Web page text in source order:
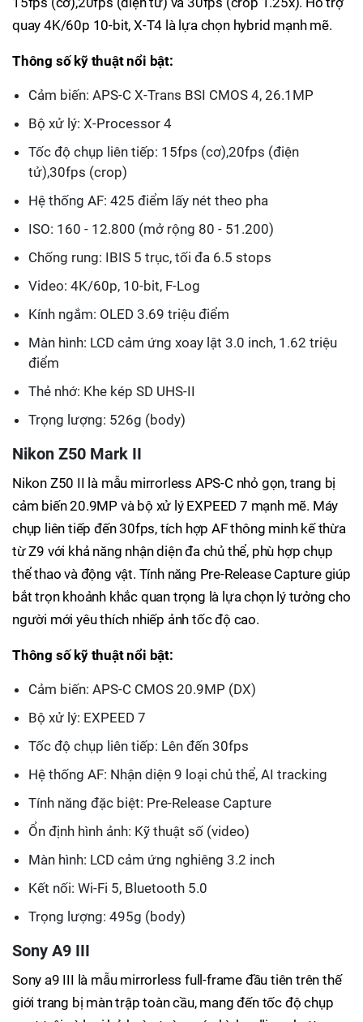
quay 4K/60p 10-bit, X-T4 là lựa chọn hybrid mạnh mẽ.
Thông số kỹ thuật nổi bật:
Cảm biến: APS-C X-Trans BSI CMOS 4, 26.1MP
Bộ xử lý: X-Processor 4
Tốc độ chụp liên tiếp: 15fps (cơ),20fps (điện
tử),30fps (crop)
Hệ thống AF: 425 điểm lấy nét theo pha
ISO: 160 - 12.800 (mở rộng 80 - 51.200)
Chống rung: IBIS 5 trục, tối đa 6.5 stops
Video: 4K/60p, 10-bit, F-Log
Kính ngắm: OLED 3.69 triệu điểm
Màn hình: LCD cảm ứng xoay lật 3.0 inch, 1.62 triệu
điểm
Thẻ nhớ: Khe kép SD UHS-II
Trọng lượng: 526g (body)
Nikon Z50 Mark II
Nikon Z50 II là mẫu mirrorless APS-C nhỏ gọn, trang bị
cảm biến 20.9MP và bộ xử lý EXPEED 7 mạnh mẽ. Máy
chụp liên tiếp đến 30fps, tích hợp AF thông minh kế thừa
từ Z9 với khả năng nhận diện đa chủ thể, phù hợp chụp
thể thao và động vật. Tính năng Pre-Release Capture giúp
bắt trọn khoảnh khắc quan trọng là lựa chọn lý tưởng cho
người mới yêu thích nhiếp ảnh tốc độ cao.
Thông số kỹ thuật nổi bật:
Cảm biến: APS-C CMOS 20.9MP (DX)
Bộ xử lý: EXPEED 7
Tốc độ chụp liên tiếp: Lên đến 30fps
Hệ thống AF: Nhận diện 9 loại chủ thể, AI tracking
Tính năng đặc biệt: Pre-Release Capture
Ổn định hình ảnh: Kỹ thuật số (video)
Màn hình: LCD cảm ứng nghiêng 3.2 inch
Kết nối: Wi-Fi 5, Bluetooth 5.0
Trọng lượng: 495g (body)
Sony A9 III
Sony a9 III là mẫu mirrorless full-frame đầu tiên trên thế
giới trang bị màn trập toàn cầu, mang đến tốc độ chụp